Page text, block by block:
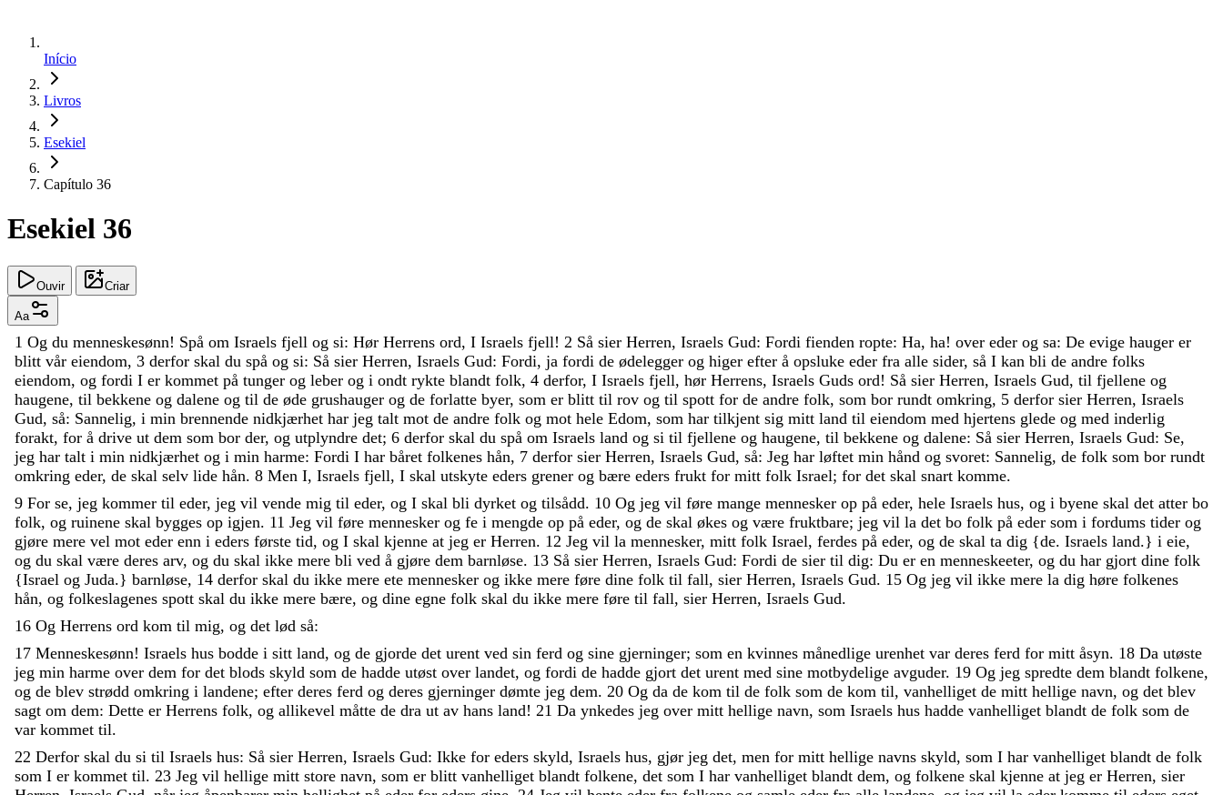
Início
Livros
Esekiel
Capítulo 36
Esekiel 36
Ouvir Criar
Aa
1 Og du menneskesønn! Spå om Israels fjell og si: Hør Herrens ord, I Israels fjell! 2 Så sier Herren, Israels Gud: Fordi fienden ropte: Ha, ha! over eder og sa: De evige hauger er
blitt vår eiendom, 3 derfor skal du spå og si: Så sier Herren, Israels Gud: Fordi, ja fordi de ødelegger og higer efter å opsluke eder fra alle sider, så I kan bli de andre folks
eiendom, og fordi I er kommet på tunger og leber og i ondt rykte blandt folk, 4 derfor, I Israels fjell, hør Herrens, Israels Guds ord! Så sier Herren, Israels Gud, til fjellene og
haugene, til bekkene og dalene og til de øde grushauger og de forlatte byer, som er blitt til rov og til spott for de andre folk, som bor rundt omkring, 5 derfor sier Herren, Israels
Gud, så: Sannelig, i min brennende nidkjærhet har jeg talt mot de andre folk og mot hele Edom, som har tilkjent sig mitt land til eiendom med hjertens glede og med inderlig
forakt, for å drive ut dem som bor der, og utplyndre det; 6 derfor skal du spå om Israels land og si til fjellene og haugene, til bekkene og dalene: Så sier Herren, Israels Gud: Se,
jeg har talt i min nidkjærhet og i min harme: Fordi I har båret folkenes hån, 7 derfor sier Herren, Israels Gud, så: Jeg har løftet min hånd og svoret: Sannelig, de folk som bor rundt
omkring eder, de skal selv lide hån. 8 Men I, Israels fjell, I skal utskyte eders grener og bære eders frukt for mitt folk Israel; for det skal snart komme.
9 For se, jeg kommer til eder, jeg vil vende mig til eder, og I skal bli dyrket og tilsådd. 10 Og jeg vil føre mange mennesker op på eder, hele Israels hus, og i byene skal det atter bo
folk, og ruinene skal bygges op igjen. 11 Jeg vil føre mennesker og fe i mengde op på eder, og de skal økes og være fruktbare; jeg vil la det bo folk på eder som i fordums tider og
gjøre mere vel mot eder enn i eders første tid, og I skal kjenne at jeg er Herren. 12 Jeg vil la mennesker, mitt folk Israel, ferdes på eder, og de skal ta dig {de. Israels land.} i eie,
og du skal være deres arv, og du skal ikke mere bli ved å gjøre dem barnløse. 13 Så sier Herren, Israels Gud: Fordi de sier til dig: Du er en menneskeeter, og du har gjort dine folk
{Israel og Juda.} barnløse, 14 derfor skal du ikke mere ete mennesker og ikke mere føre dine folk til fall, sier Herren, Israels Gud. 15 Og jeg vil ikke mere la dig høre folkenes
hån, og folkeslagenes spott skal du ikke mere bære, og dine egne folk skal du ikke mere føre til fall, sier Herren, Israels Gud.
16 Og Herrens ord kom til mig, og det lød så:
17 Menneskesønn! Israels hus bodde i sitt land, og de gjorde det urent ved sin ferd og sine gjerninger; som en kvinnes månedlige urenhet var deres ferd for mitt åsyn. 18 Da utøste
jeg min harme over dem for det blods skyld som de hadde utøst over landet, og fordi de hadde gjort det urent med sine motbydelige avguder. 19 Og jeg spredte dem blandt folkene,
og de blev strødd omkring i landene; efter deres ferd og deres gjerninger dømte jeg dem. 20 Og da de kom til de folk som de kom til, vanhelliget de mitt hellige navn, og det blev
sagt om dem: Dette er Herrens folk, og allikevel måtte de dra ut av hans land! 21 Da ynkedes jeg over mitt hellige navn, som Israels hus hadde vanhelliget blandt de folk som de
var kommet til.
22 Derfor skal du si til Israels hus: Så sier Herren, Israels Gud: Ikke for eders skyld, Israels hus, gjør jeg det, men for mitt hellige navns skyld, som I har vanhelliget blandt de folk
som I er kommet til. 23 Jeg vil hellige mitt store navn, som er blitt vanhelliget blandt folkene, det som I har vanhelliget blandt dem, og folkene skal kjenne at jeg er Herren, sier